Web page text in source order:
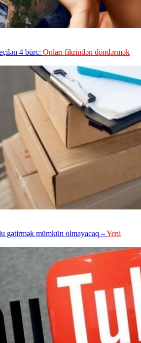
4 bürc: Onları fikrindən döndərmək
gətirmək mümkün olmayacaq –Yeni